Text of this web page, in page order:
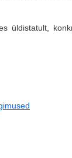
üldistatult,